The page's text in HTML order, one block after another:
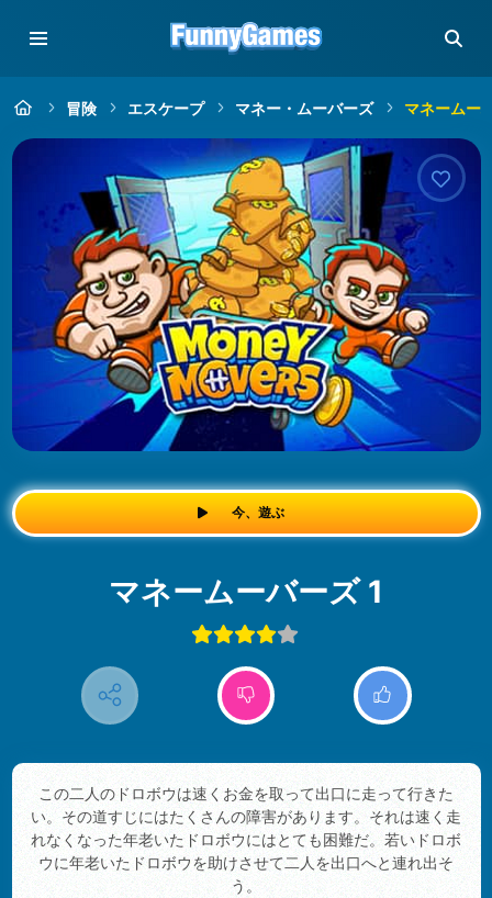
冒険 エスケープ マネー・ムーバーズ マネームー
今、遊ぶ
マネームーバーズ 1
この二人のドロボウは速くお金を取って出口に走って行きた
い。その道すじにはたくさんの障害があります。それは速く走
れなくなった年老いたドロボウにはとても困難だ。若いドロボ
ウに年老いたドロボウを助けさせて二人を出口へと連れ出そ
う。